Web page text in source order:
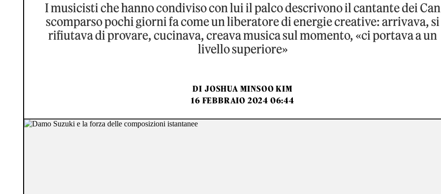
I musicisti che hanno condiviso con lui il palco descrivono il cantante dei Can
scomparso pochi giorni fa come un liberatore di energie creative: arrivava, si
rifiutava di provare, cucinava, creava musica sul momento, «ci portava a un
livello superiore»
DI JOSHUA MINSOO KIM
16 FEBBRAIO 2024 06:44